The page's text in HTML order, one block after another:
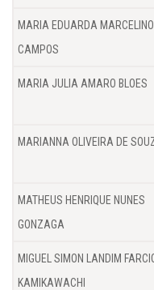
MARIA EDUARDA
CAMPOS
MARIA JULIA AMARO BLOES
MARIANNA OLIVEIRA DE
MATHEUS HENRIQUE NUNES
GONZAGA
MIGUEL SIMON LANDIM
KAMIKAWACHI